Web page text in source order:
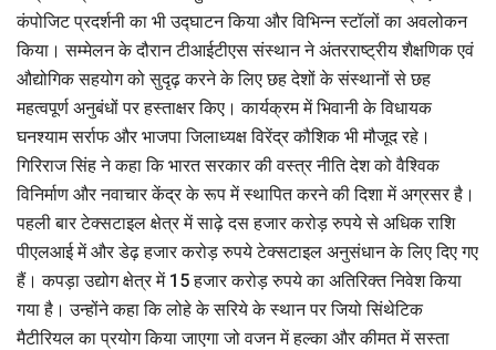
कंपोजिट प्रदर्शनी का भी उद्घाटन किया और विभिन्न स्टॉलों का अवलोकन
किया। सम्मेलन के दौरान टीआईटीएस संस्थान ने अंतरराष्ट्रीय शैक्षणिक एवं
औद्योगिक सहयोग को सुदृढ़ करने के लिए छह देशों के संस्थानों से छह
महत्वपूर्ण अनुबंधों पर हस्ताक्षर किए। कार्यक्रम में भिवानी के विधायक
घनश्याम सर्राफ और भाजपा जिलाध्यक्ष विरेंद्र कौशिक भी मौजूद रहे।
गिरिराज सिंह ने कहा कि भारत सरकार की वस्त्र नीति देश को वैश्विक
विनिर्माण और नवाचार केंद्र के रूप में स्थापित करने की दिशा में अग्रसर है।
पहली बार टेक्सटाइल क्षेत्र में साढ़े दस हजार करोड़ रुपये से अधिक राशि
पीएलआई में और डेढ़ हजार करोड़ रुपये टेक्सटाइल अनुसंधान के लिए दिए गए
हैं। कपड़ा उद्योग क्षेत्र में 15 हजार करोड़ रुपये का अतिरिक्त निवेश किया
गया है। उन्होंने कहा कि लोहे के सरिये के स्थान पर जियो सिंथेटिक
मैटीरियल का प्रयोग किया जाएगा जो वजन में हल्का और कीमत में सस्ता